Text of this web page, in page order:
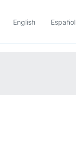
English Español